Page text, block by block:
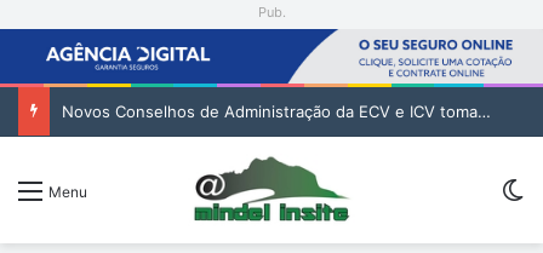
Pub.
Novos Conselhos de Administração da ECV e ICV tomam posse para reforçar gestão das infraestruturas
Menu